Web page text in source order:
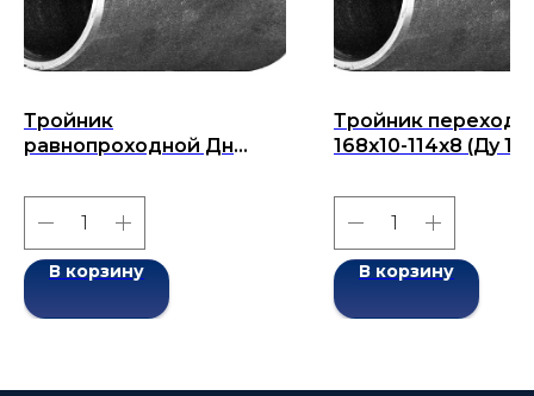
Тройник
равнопроходной Дн
бесшовный ГОСТ 17376-
2001
В корзину
Тройник
168x10-114x8 (Ду
2001
В корзину